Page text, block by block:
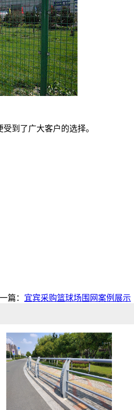
便受到了广大客户的选择。
篇： 宜宾采购篮球场围网案例展示